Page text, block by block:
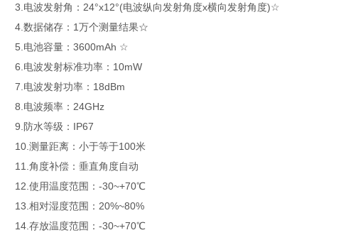
3.电波发射角：24°x12°(电波纵向发射角度x横向发射角度)☆
4.数据储存：1万个测量结果☆
5.电池容量：3600mAh ☆
6.电波发射标准功率：10mW
7.电波发射功率：18dBm
8.电波频率：24GHz
9.防水等级：IP67
10.测量距离：小于等于100米
11.角度补偿：垂直角度自动
12.使用温度范围：-30~+70℃
13.相对湿度范围：20%~80%
14.存放温度范围：-30~+70℃